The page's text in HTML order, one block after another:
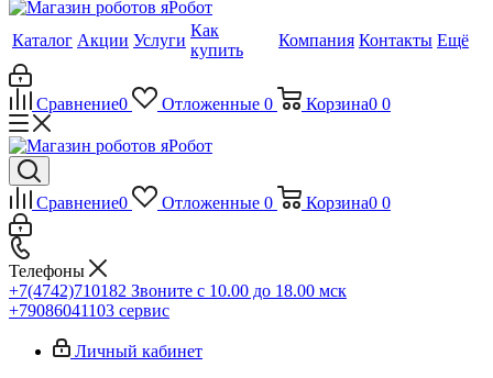
Каталог Акции Услуги
Как
купить
Компания Контакты Ещё
Сравнение0 Отложенные 0 Корзина0 0
Сравнение0 Отложенные 0 Корзина0 0
Телефоны
+7(4742)710182 Звоните с 10.00 до 18.00 мск
+79086041103 сервис
Личный кабинет